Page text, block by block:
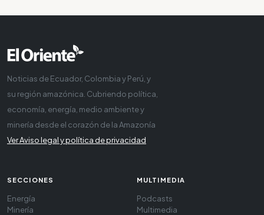
Noticias de Ecuador, Colombia y Perú, y
su región amazónica. Cubriendo política,
economía, energía, medio ambiente y
minería desde el corazón de la Amazonía
Ver Aviso legal y política de privacidad
SECCIONES
Energía
Minería
MULTIMEDIA
Podcasts
Multimedia